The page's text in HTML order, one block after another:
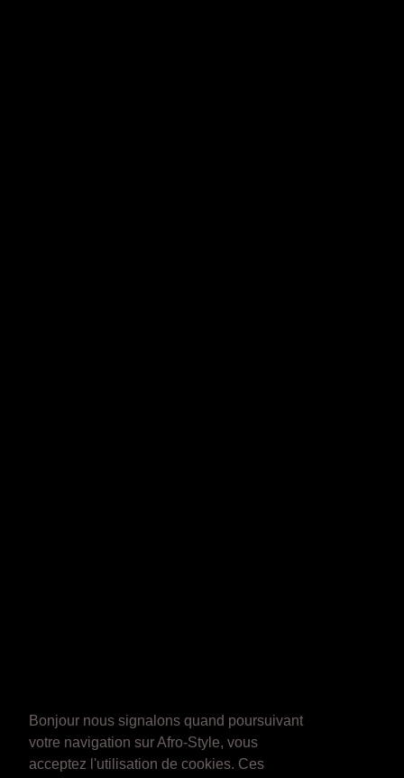
Bonjour nous signalons quand poursuivant
votre navigation sur Afro-Style, vous
acceptez l'utilisation de cookies. Ces